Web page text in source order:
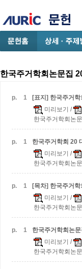
한국주거학회논문집
p. 1
[표지] 한국주거
미리보기 /
한국주거학회논
p. 1
한국주거학회 20
미리보기 /
한국주거학회논
p. 1
[목차] 한국주거
미리보기 /
한국주거학회논
p. 1
한국주거학회논
미리보기 /
한국주거학회논